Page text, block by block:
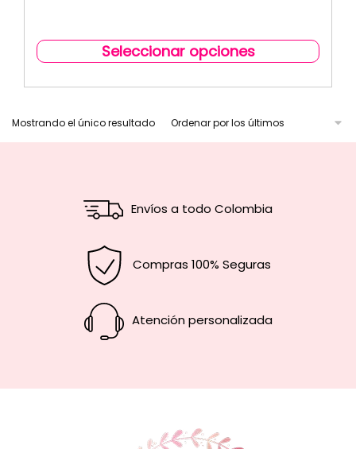
Seleccionar opciones
Mostrando el único resultado
Envíos a todo Colombia
Compras 100% Seguras
Atención personalizada